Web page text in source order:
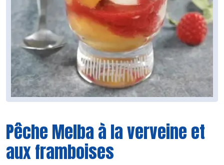
Pêche Melba à la verveine et
aux framboises